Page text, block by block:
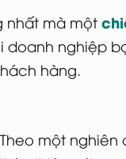
nhất mà một
nghiệp
hàng.
một